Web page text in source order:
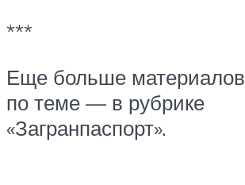
***
Еще больше материалов
по теме — в рубрике
«Загранпаспорт».